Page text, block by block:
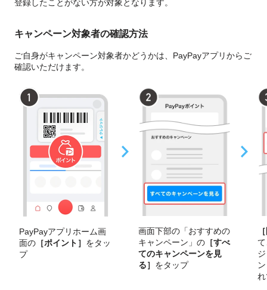
登録したことがない方が対象となります。
キャンペーン対象者の確認方法
ご自身がキャンペーン対象者かどうかは、PayPayアプリからご
確認いただけます。
PayPayアプリホーム画
面の ［ポイント］ をタッ
プ
画面下部の「おすすめの
キャンペーン」の ［すべ
てのキャンペーンを見
る］ をタップ